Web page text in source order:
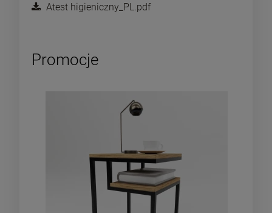
Atest higieniczny_PL.pdf
Promocje